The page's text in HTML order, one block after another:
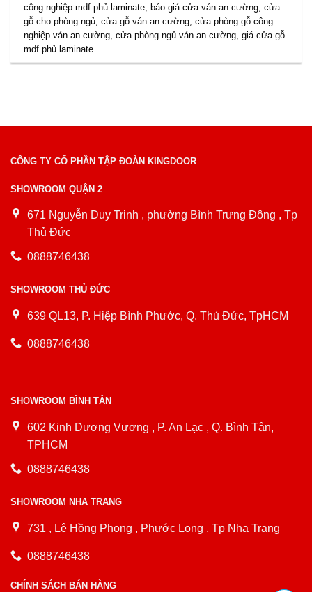
công nghiệp mdf phủ laminate
báo giá cửa ván an cường ,cửa
gỗ cho phòng ngủ ,cửa gỗ ván an cường ,cửa phòng gỗ công
nghiệp ván an cường ,cửa phòng ngủ ván an cường ,giá cửa gỗ
mdf phủ laminate
CÔNG TY CỔ PHẦN TẬP ĐOÀN KINGDOOR
SHOWROOM QUẬN 2
671 Nguyễn Duy Trinh , phường Bình Trưng Đông , Tp
Thủ Đức
0888746438
SHOWROOM THỦ ĐỨC
639 QL13, P. Hiệp Bình Phước, Q. Thủ Đức, TpHCM
0888746438
SHOWROOM BÌNH TÂN
602 Kinh Dương Vương , P. An Lạc , Q. Bình Tân,
TPHCM
0888746438
SHOWROOM NHA TRANG
731 , Lê Hồng Phong , Phước Long , Tp Nha Trang
0888746438
CHÍNH SÁCH BÁN HÀNG